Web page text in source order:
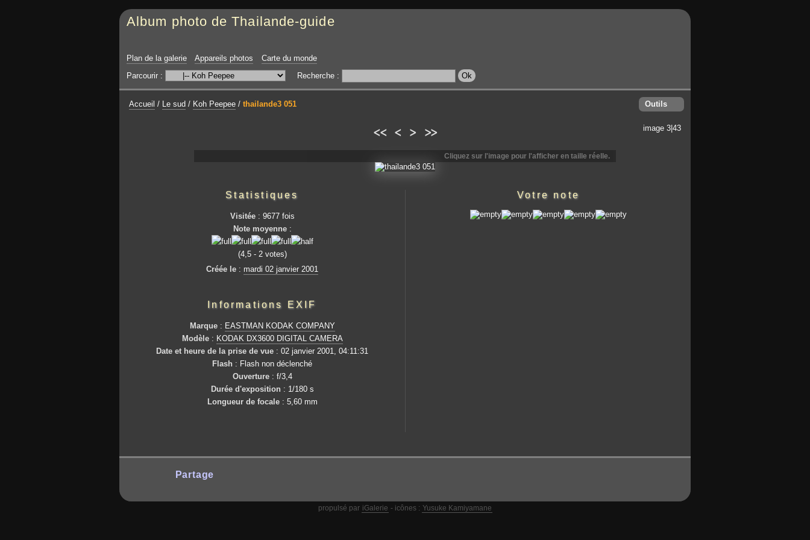
Album photo de Thailande-guide
Plan de la galerie Appareils photos
Carte du monde
Parcourir :
Recherche :
Outils
Accueil / Le sud / Koh Peepee / thailande3 051
image 3|43
<< < > >>
Cliquez sur l'image pour l'afficher en taille réelle.
Statistiques
Visitée: 9677 fois
Note moyenne:
(4,5 - 2 votes)
Créée le : mardi 02 janvier 2001
Informations EXIF
Marque: EASTMAN KODAK COMPANY
Modèle: KODAK DX3600 DIGITAL CAMERA
Date et heure de la prise de vue : 02 janvier 2001, 04:11:31
Flash : Flash non déclenché
Ouverture: f/3,4
Durée d'exposition : 1/180 s
Longueur de focale: 5,60 mm
Votre note
Partage
propulsé par iGalerie - icônes : Yusuke Kamiyamane